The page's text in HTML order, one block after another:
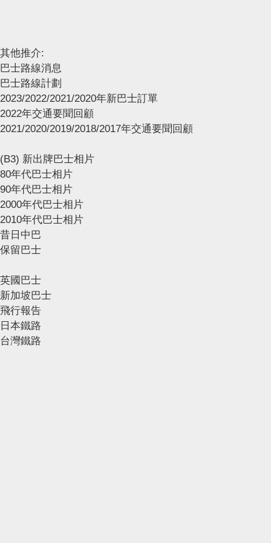
其他推介:
巴士路線消息
巴士路線計劃
2023/2022/2021/2020年新巴士訂單
2022年交通要聞回顧
2021/2020/2019/2018/2017年交通要聞回顧
(B3) 新出牌巴士相片
80年代巴士相片
90年代巴士相片
2000年代巴士相片
2010年代巴士相片
昔日中巴
保留巴士
英國巴士
新加坡巴士
飛行報告
日本鐵路
台灣鐵路